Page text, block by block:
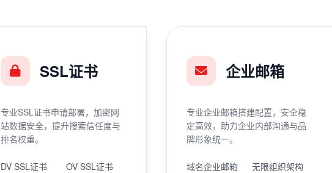
SSL证书
专业SSL证书申请部署，加密网
站数据安全，提升搜索信任度与
排名权重。
DV SSL证书
OV SSL证书
企业邮箱
专业企业邮箱搭建配置，安全稳
定高效，助力企业内部沟通与品
牌形象统一。
域名企业邮箱
无限组织架构